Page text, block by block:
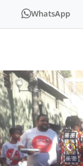
WhatsApp